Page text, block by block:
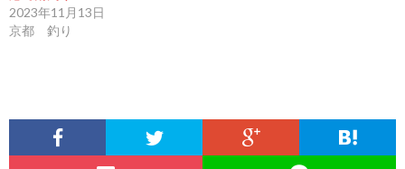
2023年11月13日
京都 釣り